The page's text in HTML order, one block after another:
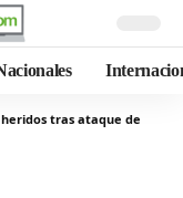
heridos tras ataque de